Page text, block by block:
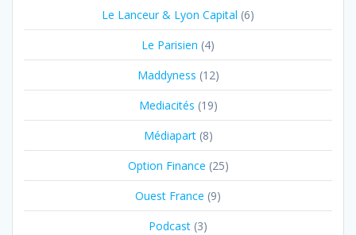
Le Lanceur & Lyon Capital (6)
Le Parisien (4)
Maddyness (12)
Mediacités (19)
Médiapart(8)
Option Finance (25)
Ouest France (9)
Podcast (3)